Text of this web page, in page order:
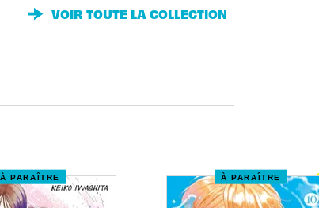
VOIR TOUTE LA COLLECTION
À PARAÎTRE À PARAÎTRE